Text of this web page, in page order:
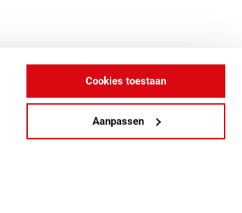
Cookies toestaan
Aanpassen